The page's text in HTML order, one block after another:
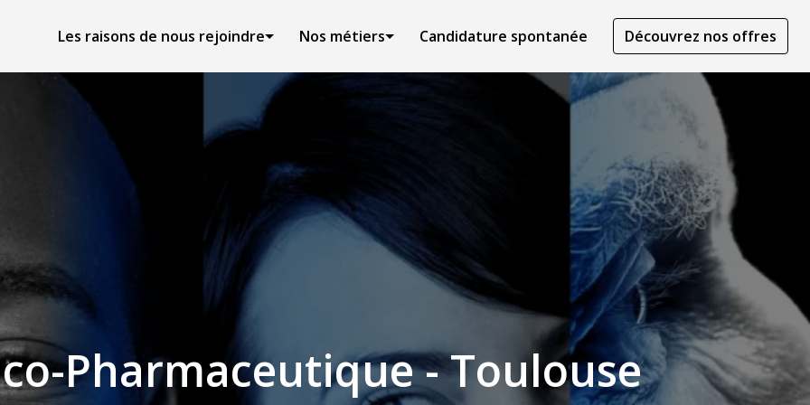
Les raisons de nous rejoindre Nos métiers Candidature spontanée Découvrez nos offres
Pharmaceutique - Toulouse